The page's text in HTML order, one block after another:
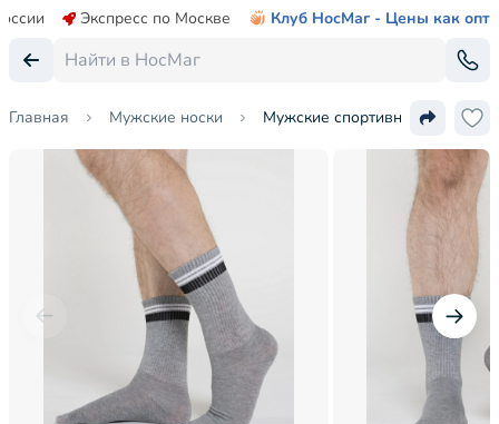
Экспресс по Москве Клуб НосМаг - Цены как опт
Главная Мужские носки Мужские спортивные носки